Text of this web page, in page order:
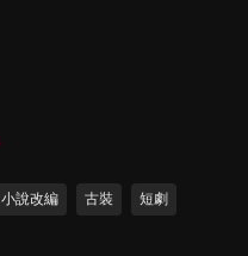
小說改編 古裝 短劇